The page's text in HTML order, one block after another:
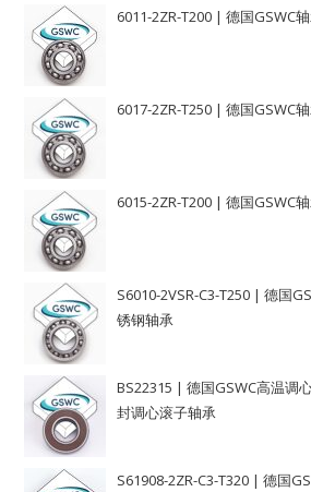
6011-2ZR-T200 | 德国GSWC
6017-2ZR-T250 | 德国GSWC
6015-2ZR-T200 | 德国GSWC
S6010-2VSR-C3-T250 | 德国
锈钢轴承
BS22315 | 德国GSWC高温调
封调心滚子轴承
S61908-2ZR-C3-T320 | 德国